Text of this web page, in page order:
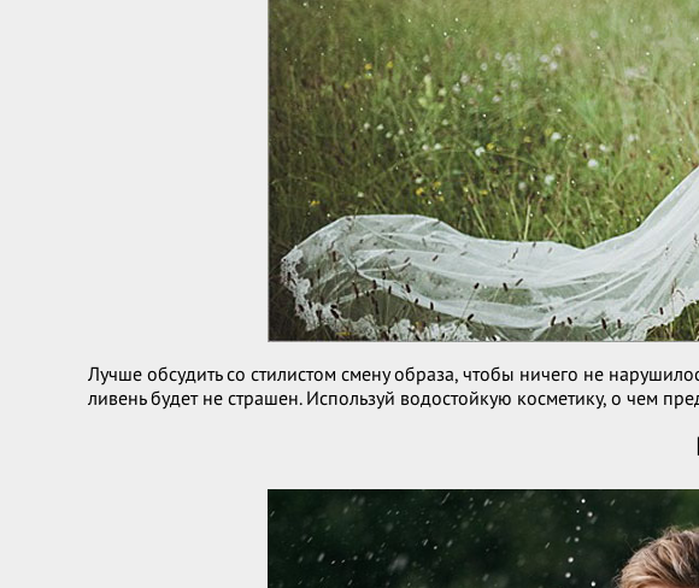
Лучше обсудить со стилистом смену образа, чтобы ничего не
ливень будет не страшен. Используй водостойкую косметику, о чем